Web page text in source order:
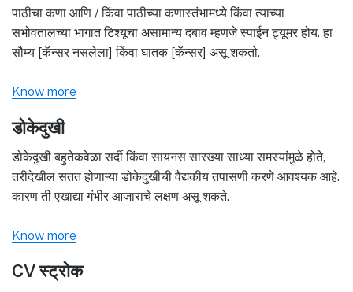
पाठीचा कणा आणि / किंवा पाठीच्या कणास्तंभामध्ये किंवा त्याच्या
सभोवतालच्या भागात टिश्यूचा असामान्य दबाव म्हणजे स्पाईन ट्यूमर होय. हा
सौम्य [कॅन्सर नसलेला] किंवा घातक [कॅन्सर] असू शकतो.
Know more
डोकेदुखी
डोकेदुखी बहुतेकवेळा सर्दी किंवा सायनस सारख्या साध्या समस्यांमुळे होते,
तरीदेखील सतत होणाऱ्या डोकेदुखीची वैद्यकीय तपासणी करणे आवश्यक आहे.
कारण ती एखाद्या गंभीर आजाराचे लक्षण असू शकते.
Know more
CV स्ट्रोक